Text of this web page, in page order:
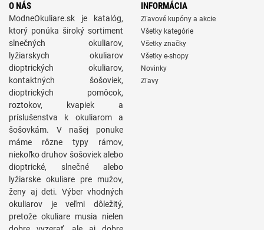
O NÁS
ModneOkuliare.sk je katalóg,
ktorý ponúka široký sortiment
slnečných okuliarov,
lyžiarskych okuliarov
dioptrických okuliarov,
kontaktných šošoviek,
dioptrických pomôcok,
roztokov, kvapiek a
príslušenstva k okuliarom a
šošovkám. V našej ponuke
máme rôzne typy rámov,
niekoľko druhov šošoviek alebo
dioptrické, slnečné alebo
lyžiarske okuliare pre mužov,
ženy aj deti. Výber vhodných
okuliarov je veľmi dôležitý,
pretože okuliare musia nielen
INFORMÁCIA
Zľavové kupóny a akcie
Všetky kategórie
Všetky značky
Všetky e-shopy
Novinky
Zľavy